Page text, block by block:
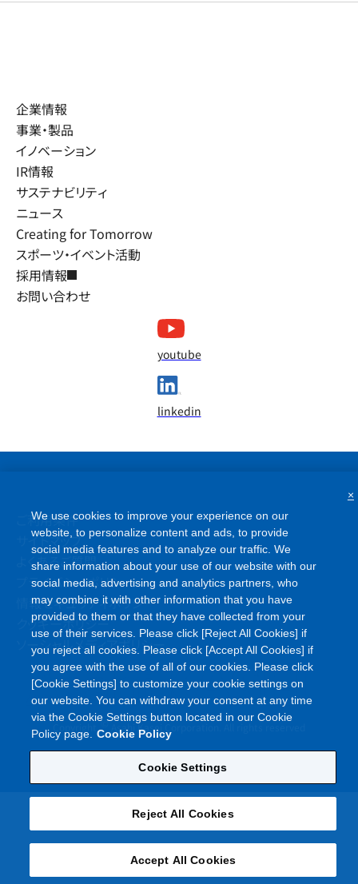
企業情報
事業・製品
イノベーション
IR情報
サステナビリティ
ニュース
Creating for Tomorrow
スポーツ・イベント活動
採用情報
お問い合わせ
youtube
linkedin
ご利用条件
サイトマップ
よくあるご質問
プライバシーポリシー
情報セキュリティポリシー
クッキーポリシー
ソーシャルメディアポリシー
Copyright© Asahi Kasei Corporation. All rights reserved
We use cookies to improve your experience on our
website, to personalize content and ads, to provide
social media features and to analyze our traffic. We
share information about your use of our website with our
social media, advertising and analytics partners, who
may combine it with other information that you have
provided to them or that they have collected from your
use of their services. Please click [Reject All Cookies] if
you reject all cookies. Please click [Accept All Cookies] if
you agree with the use of all of our cookies. Please click
[Cookie Settings] to customize your cookie settings on
our website. You can withdraw your consent at any time
via the Cookie Settings button located in our Cookie
Policy page.
Cookie Policy
Cookie Settings
Reject All Cookies
Accept All Cookies
×